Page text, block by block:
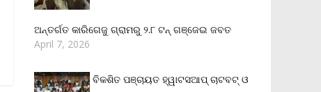
ଅନ୍ତର୍ଗତ କାରିଗେଜୁ ଗ୍ରାମରୁ ୨.୮ ଟନ୍ ଗଞ୍ଜେଇ ଜବତ
April 7, 2026
ବିକଶିତ ପଞ୍ଚାୟତ ହ୍ୱାଟସଆପ୍ ଚାଟବଟ୍ ଓ